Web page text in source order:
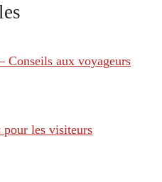
Conseils aux voyageurs
les visiteurs